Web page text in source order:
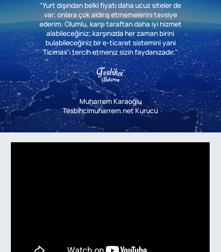
"Yurt dışından belki fiyatı daha ucuz siteler de
var; onlara çok aldırış etmemelerini tavsiye
ederim. Olumlu, karşı taraftan daha iyi hizmet
alabileceğiniz; karşınızda her zaman birini
bulabileceğiniz bir e-ticaret sistemini yani
Ticimax'ı tercih etmeniz sizin faydanızadır."
Muharrem Karaoğlu
Tesbihcimuharrem.net Kurucu